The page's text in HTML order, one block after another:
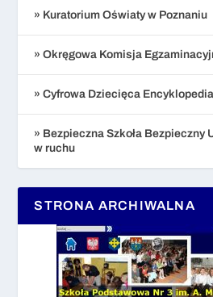
» Kuratorium Oświaty w Poznaniu
» Okręgowa Komisja
» Cyfrowa Dziecięca
» Bezpieczna Szkoła Bezpieczny
w ruchu
STRONA ARCHIWALNA